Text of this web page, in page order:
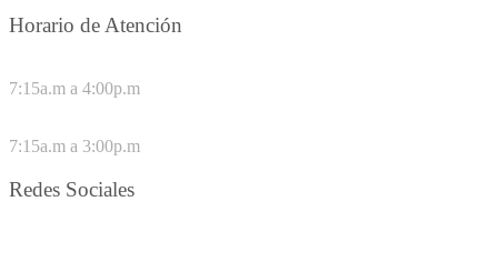
Horario de Atención
7:15a.m a 4:00p.m
7:15a.m a 3:00p.m
Redes Sociales